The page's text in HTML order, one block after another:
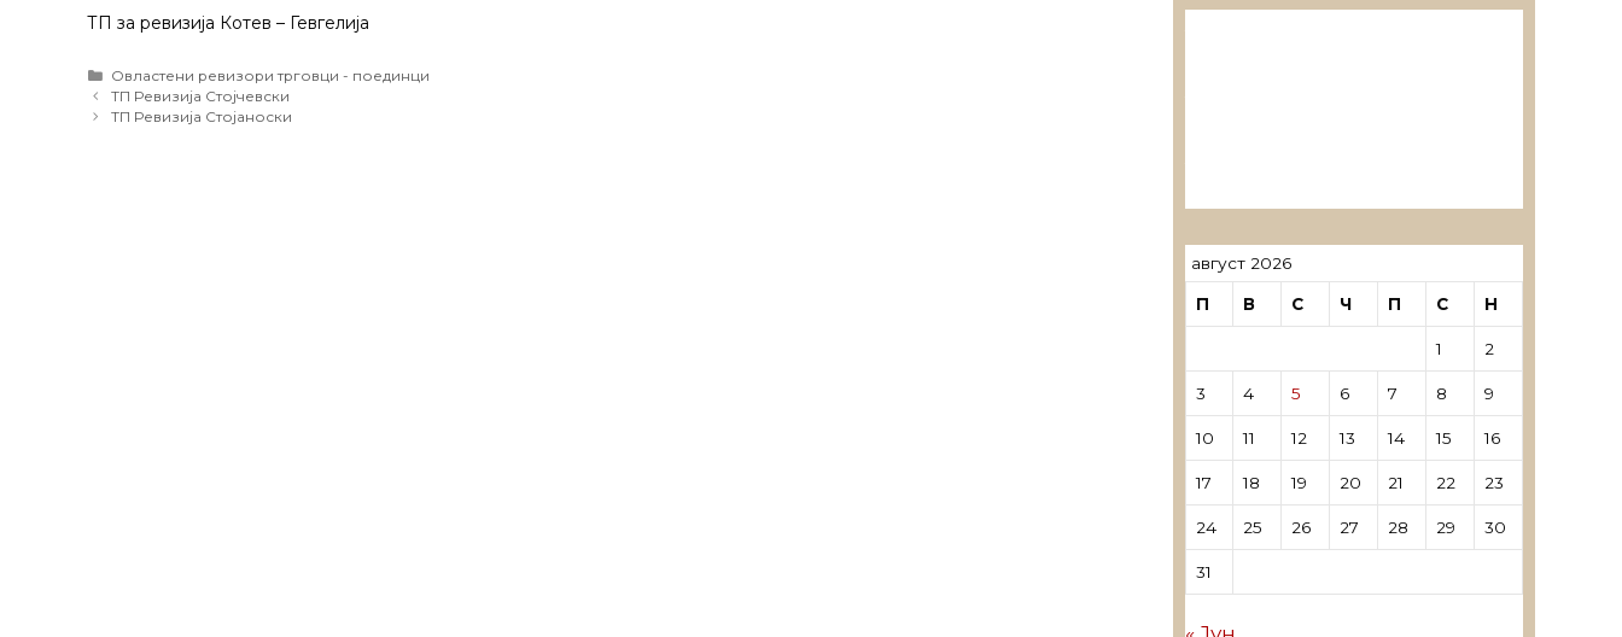
ТП за ревизија Котев – Гевгелија
Categories
Овластени ревизори трговци - поединци
Post
navigation
ТП Ревизија Стојчевски
ТП Ревизија Стојаноски
август 2026
П В С Ч П С Н
1 2
3 4 5 6 7 8 9
10 11 12 13 14 15 16
17 18 19 20 21 22 23
24 25 26 27 28 29 30
31